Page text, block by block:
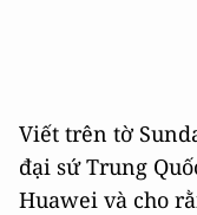
Viết trên tờ
đại sứ Trung
Huawei và cho